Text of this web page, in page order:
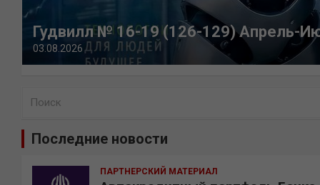
Гудвилл № 16-19 (126-129) Апрель-
03.08.2026
Последние новости
ПАРТНЕРСКИЙ МАТЕРИАЛ